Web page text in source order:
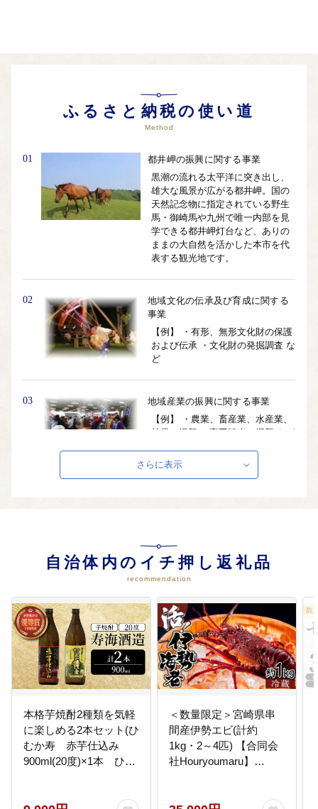
ふるさと納税の使い道
Method
01
都井岬の振興に関する事業
黒潮の流れる太平洋に突き出し、
雄大な風景が広がる都井岬。国の
天然記念物に指定されている野生
馬・御崎馬や九州で唯一内部を見
学できる都井岬灯台など、ありの
ままの大自然を活かした本市を代
表する観光地です。
02
地域文化の伝承及び育成に関する
事業
【例】 ・有形、無形文化財の保護
および伝承 ・文化財の発掘調査 な
ど
03
地域産業の振興に関する事業
【例】 ・農業、畜産業、水産業、
林業の振興 ・商工観光の振興 など
自然環境並びに地域景観の保全及
いの場の造成 など
高齢者支援、子育て支援等の福祉
向上に関する事業
【例】 ・高齢者生きがい対策 ・子
育て負担の軽減 など
06
青少年の健全育成と教育振興に関
【例】 ・小中学生の国内外交流派
遣 ・スポーツ交流 など
さらに表示
自治体内のイチ押し返礼品
recommendation
本格芋焼酎2種類を気軽
に楽しめる2本セット(ひ
むか寿 赤芋仕込み
900ml(20度)×1本 ひむ
＜数量限定＞宮崎県串
間産伊勢エビ(計約
1kg・2～4匹) 【合同会
社Houryoumaru】